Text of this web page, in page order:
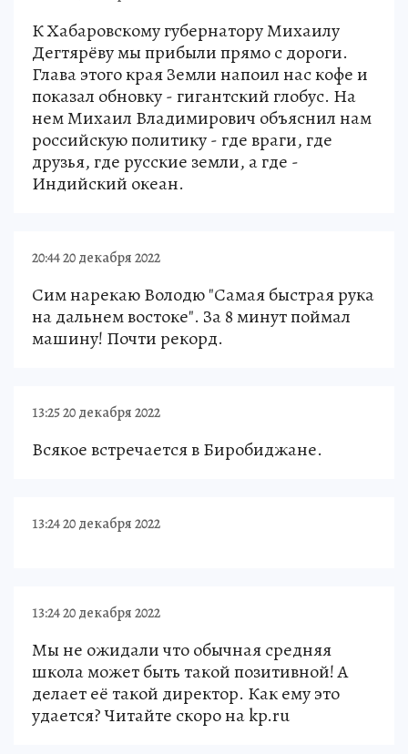
К Хабаровскому губернатору Михаилу
Дегтярёву мы прибыли прямо с дороги.
Глава этого края Земли напоил нас кофе и
показал обновку - гигантский глобус. На
нем Михаил Владимирович объяснил нам
российскую политику - где враги, где
друзья, где русские земли, а где -
Индийский океан.
20:44 20 декабря 2022
Сим нарекаю Володю "Самая быстрая рука
на дальнем востоке". За 8 минут поймал
машину! Почти рекорд.
13:25 20 декабря 2022
Всякое встречается в Биробиджане.
13:24 20 декабря 2022
13:24 20 декабря 2022
Мы не ожидали что обычная средняя
школа может быть такой позитивной! А
делает её такой директор. Как ему это
удается? Читайте скоро на kp.ru